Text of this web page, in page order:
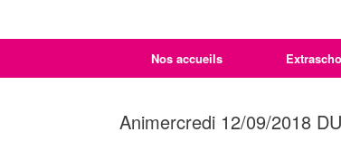
Nos accueils
Animercredi 12/09/2018